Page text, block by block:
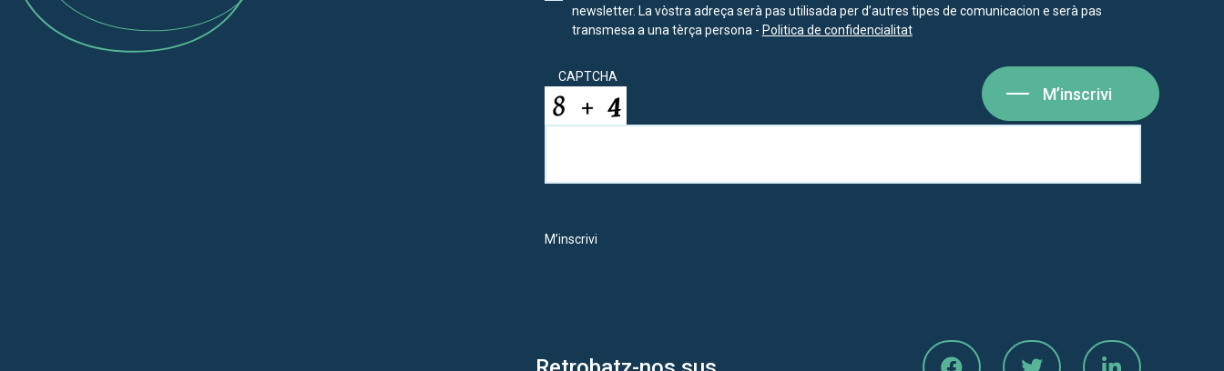
newsletter. La vòstra adreça serà pas utilisada per d’autres tipes de comunicacion e serà pas
transmesa a una tèrça persona - Politica de confidencialitat
CAPTCHA
M’inscrivi
M’inscrivi